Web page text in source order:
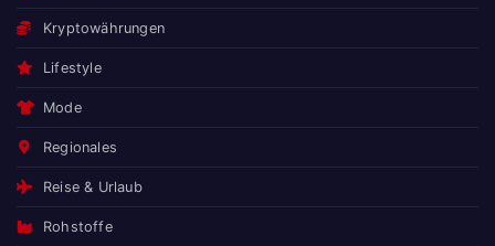
Kryptowährungen
Lifestyle
Mode
Regionales
Reise & Urlaub
Rohstoffe